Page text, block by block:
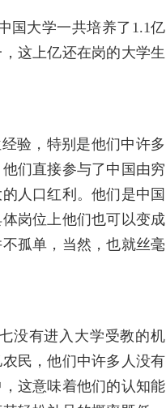
国大学一共培养了1.1亿
这上亿还在岗的大学生
验，特别是他们中许多
们直接参与了中国由穷
人口红利。他们是中国
岗位上他们也可以变成
孤单，当然，也就丝毫
没有进入大学受教的机
民，他们中许多人没有
这意味着他们的认知能